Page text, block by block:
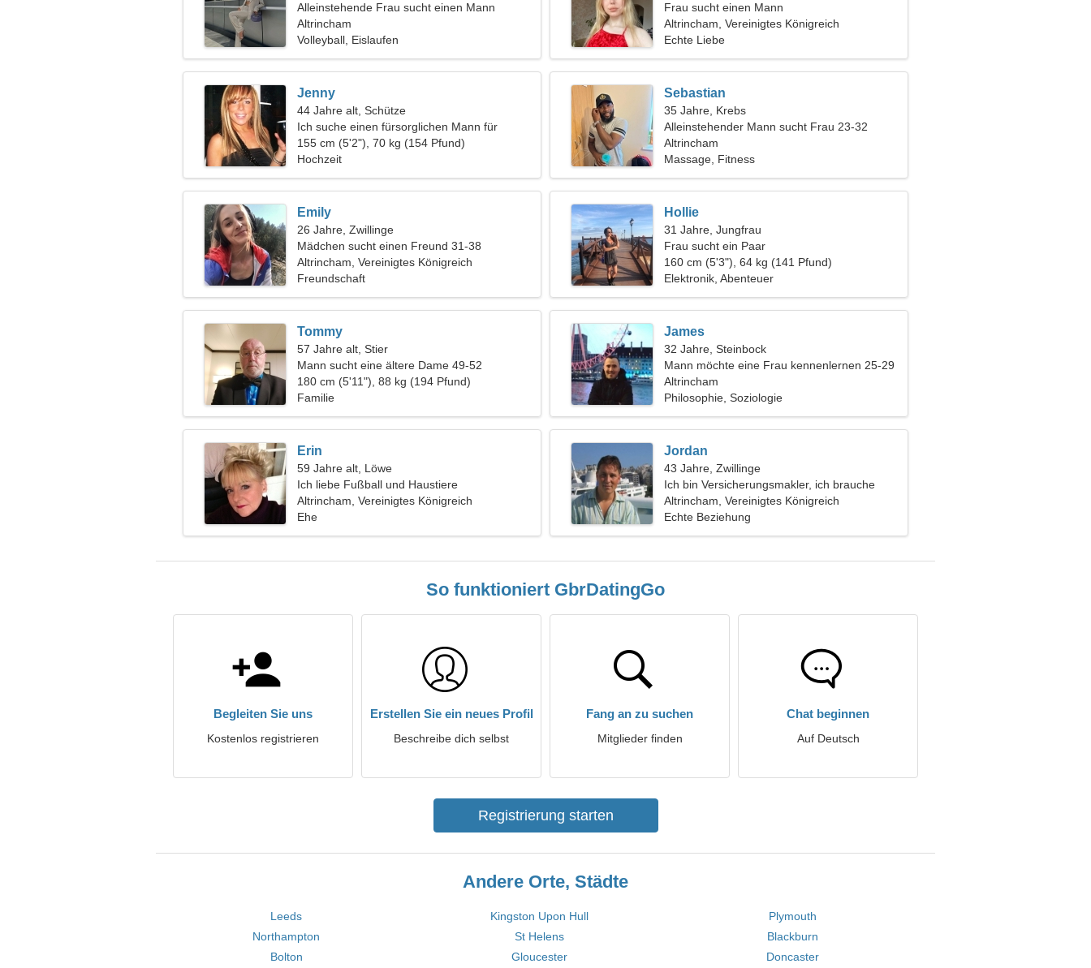
Alleinstehende Frau sucht einen Mann
Altrincham
Volleyball, Eislaufen
Frau sucht einen Mann
Altrincham, Vereinigtes Königreich
Echte Liebe
Jenny
44 Jahre alt, Schütze
Ich suche einen fürsorglichen Mann für
Romantik
155 cm (5'2"), 70 kg (154 Pfund)
Hochzeit
Sebastian
35 Jahre, Krebs
Alleinstehender Mann sucht Frau 23-32
Altrincham
Massage, Fitness
Emily
26 Jahre, Zwillinge
Mädchen sucht einen Freund 31-38
Altrincham, Vereinigtes Königreich
Freundschaft
Hollie
31 Jahre, Jungfrau
Frau sucht ein Paar
160 cm (5'3"), 64 kg (141 Pfund)
Elektronik, Abenteuer
Tommy
57 Jahre alt, Stier
Mann sucht eine ältere Dame 49-52
180 cm (5'11"), 88 kg (194 Pfund)
Familie
James
32 Jahre, Steinbock
Mann möchte eine Frau kennenlernen 25-29
Altrincham
Philosophie, Soziologie
Erin
59 Jahre alt, Löwe
Ich liebe Fußball und Haustiere
Altrincham, Vereinigtes Königreich
Ehe
Jordan
43 Jahre, Zwillinge
Ich bin Versicherungsmakler, ich brauche
eine sensible Frau
Altrincham, Vereinigtes Königreich
Echte Beziehung
So funktioniert GbrDatingGo
Begleiten Sie uns
Kostenlos registrieren
Erstellen Sie ein neues Profil
Beschreibe dich selbst
Fang an zu suchen
Mitglieder finden
Chat beginnen
Auf Deutsch
Registrierung starten
Andere Orte, Städte
Leeds Kingston Upon Hull
Plymouth
Northampton
St Helens
Blackburn
Bolton
Gloucester Doncaster